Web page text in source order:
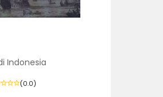
Indonesia
(0.0)